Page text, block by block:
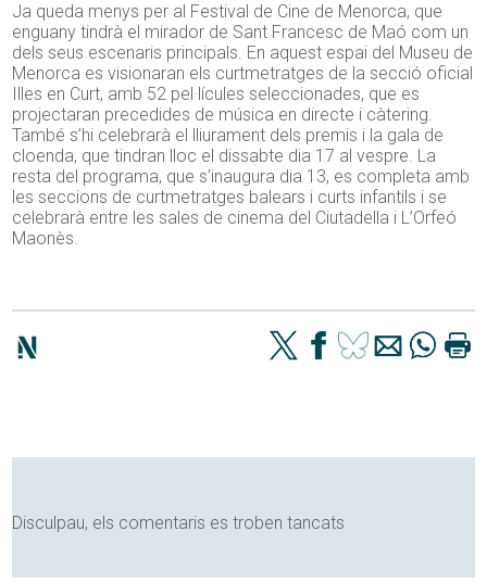
Ja queda menys per al Festival de Cine de Menorca, que
enguany tindrà el mirador de Sant Francesc de Maó com un
dels seus escenaris principals. En aquest espai del Museu de
Menorca es visionaran els curtmetratges de la secció oficial
Illes en Curt, amb 52 pel·lícules seleccionades, que es
projectaran precedides de música en directe i càtering.
També s’hi celebrarà el lliurament dels premis i la gala de
cloenda, que tindran lloc el dissabte dia 17 al vespre. La
resta del programa, que s’inaugura dia 13, es completa amb
les seccions de curtmetratges balears i curts infantils i se
celebrarà entre les sales de cinema del Ciutadella i L’Orfeó
Maonès.
Disculpau, els comentaris es troben tancats